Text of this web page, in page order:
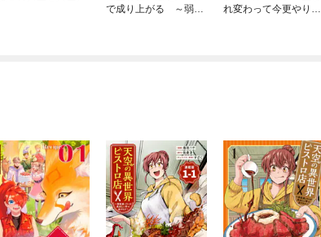
で成り上がる ～弱小
れ変わって今更やり直